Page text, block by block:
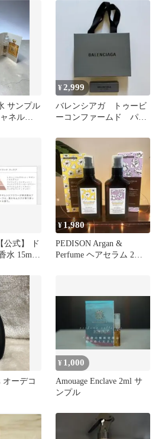
サンプル
ネル★
¥2,999
バレンシアガ トゥービ
ーコンファームド パル
公式】 ド
水 15ml
¥ 1,980
PEDISON Argan &
Perfume ヘアセラム 2種
オーデコ
¥ 1,000
Amouage Enclave 2ml サ
ンプル